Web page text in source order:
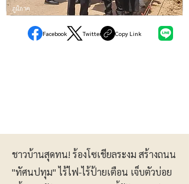
ภูมิภาค
Facebook Twitter Copy Link
ชาวบ้านสุดทน! ร้องโซเชียลระงม สร้างถนน
"ทัศนปทุม" ไร้ไฟ-ไร้ป้ายเตือน เจ็บตัวบ่อย